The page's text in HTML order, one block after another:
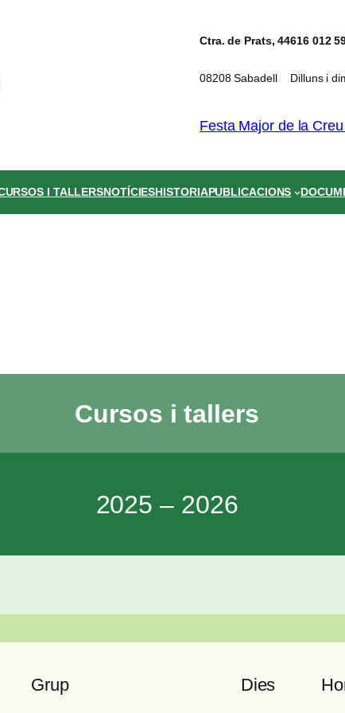
Ctra. de Prats, 44
08208 Sabadell
616 012
Dilluns i
Festa Major de la
I TALLERSNOTÍCIESHISTORIAPUBLICACIONS
Cursos i tallers
2025 – 2026
Grup Dies